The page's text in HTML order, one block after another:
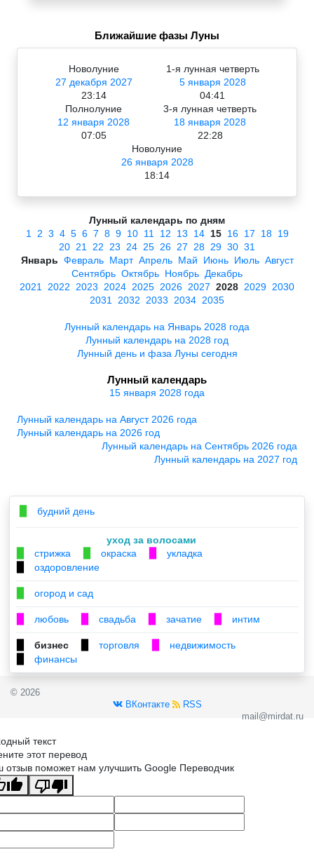
Ближайшие фазы Луны
Новолуние
27 декабря 2027
23:14
1-я лунная четверть
5 января 2028
04:41
Полнолуние
12 января 2028
07:05
3-я лунная четверть
18 января 2028
22:28
Новолуние
26 января 2028
18:14
Лунный календарь по дням
1
2 3 4 5 6 7 8 9 10 11 12 13 14 15 16 17 18 19
20 21 22 23 24 25 26 27 28 29 30 31
Январь Февраль Март Апрель Май Июнь Июль Август
Сентябрь Октябрь Ноябрь Декабрь
2021
2022 2023 2024 2025 2026 2027 2028 2029 2030
2031
2032 2033 2034 2035
Лунный календарь на Январь 2028 года
Лунный календарь на 2028 год
Лунный день и фаза Луны сегодня
Лунный календарь
15 января 2028 года
Лунный календарь на Август 2026 года
Лунный календарь на 2026 год
Лунный календарь на Сентябрь 2026 года
Лунный календарь на 2027 год
будний день
уход за волосами
стрижка окраска укладка
оздоровление
огород и сад
любовь свадьба зачатие интим
бизнес торговля недвижимость
финансы
© 2026
ВКонтакте
RSS
mail@mirdat.ru
текст
этот перевод
отзыв поможет нам улучшить Google Переводчик